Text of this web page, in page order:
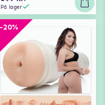
På lager
-20%